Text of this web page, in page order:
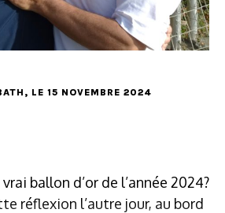
, LE 15 NOVEMBRE 2024
ballon d’or de l’année 2024?
réflexion l’autre jour, au bord